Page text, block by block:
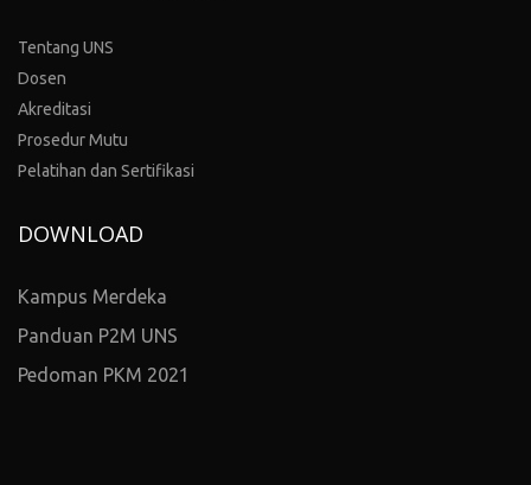
Tentang UNS
Dosen
Akreditasi
Prosedur Mutu
Pelatihan dan Sertifikasi
DOWNLOAD
Kampus Merdeka
Panduan P2M UNS
Pedoman PKM 2021